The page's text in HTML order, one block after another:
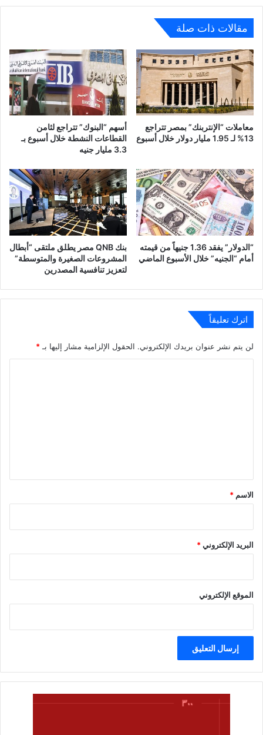
العيد
مقالات ذات صلة
معاملات “الإنتربنك” بمصر تتراجع
13% لـ 1.95 مليار دولار خلال أسبوع
أسهم “البنوك” تتراجع لثامن
القطاعات النشطة خلال أسبوع بـ
3.3 مليار جنيه
“الدولار” يفقد 1.36 جنيهاً من قيمته
أمام “الجنيه” خلال الأسبوع الماضي
بنك QNB مصر يطلق ملتقى “أبطال
المشروعات الصغيرة والمتوسطة”
لتعزيز تنافسية المصدرين
اترك تعليقاً
لن يتم نشر عنوان بريدك الإلكتروني. الحقول الإلزامية مشار إليها بـ*
*
الاسم *
البريد الإلكتروني*
الموقع الإلكتروني